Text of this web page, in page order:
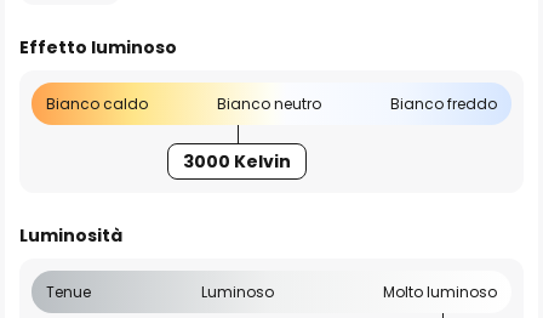
Effetto luminoso
Bianco caldo Bianco neutro Bianco freddo
3000 Kelvin
Luminosità
Tenue Luminoso Molto luminoso